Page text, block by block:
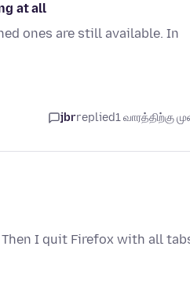
at all
ones are still available. In
jbrreplied1 வாரத்திற்கு
I quit Firefox with all